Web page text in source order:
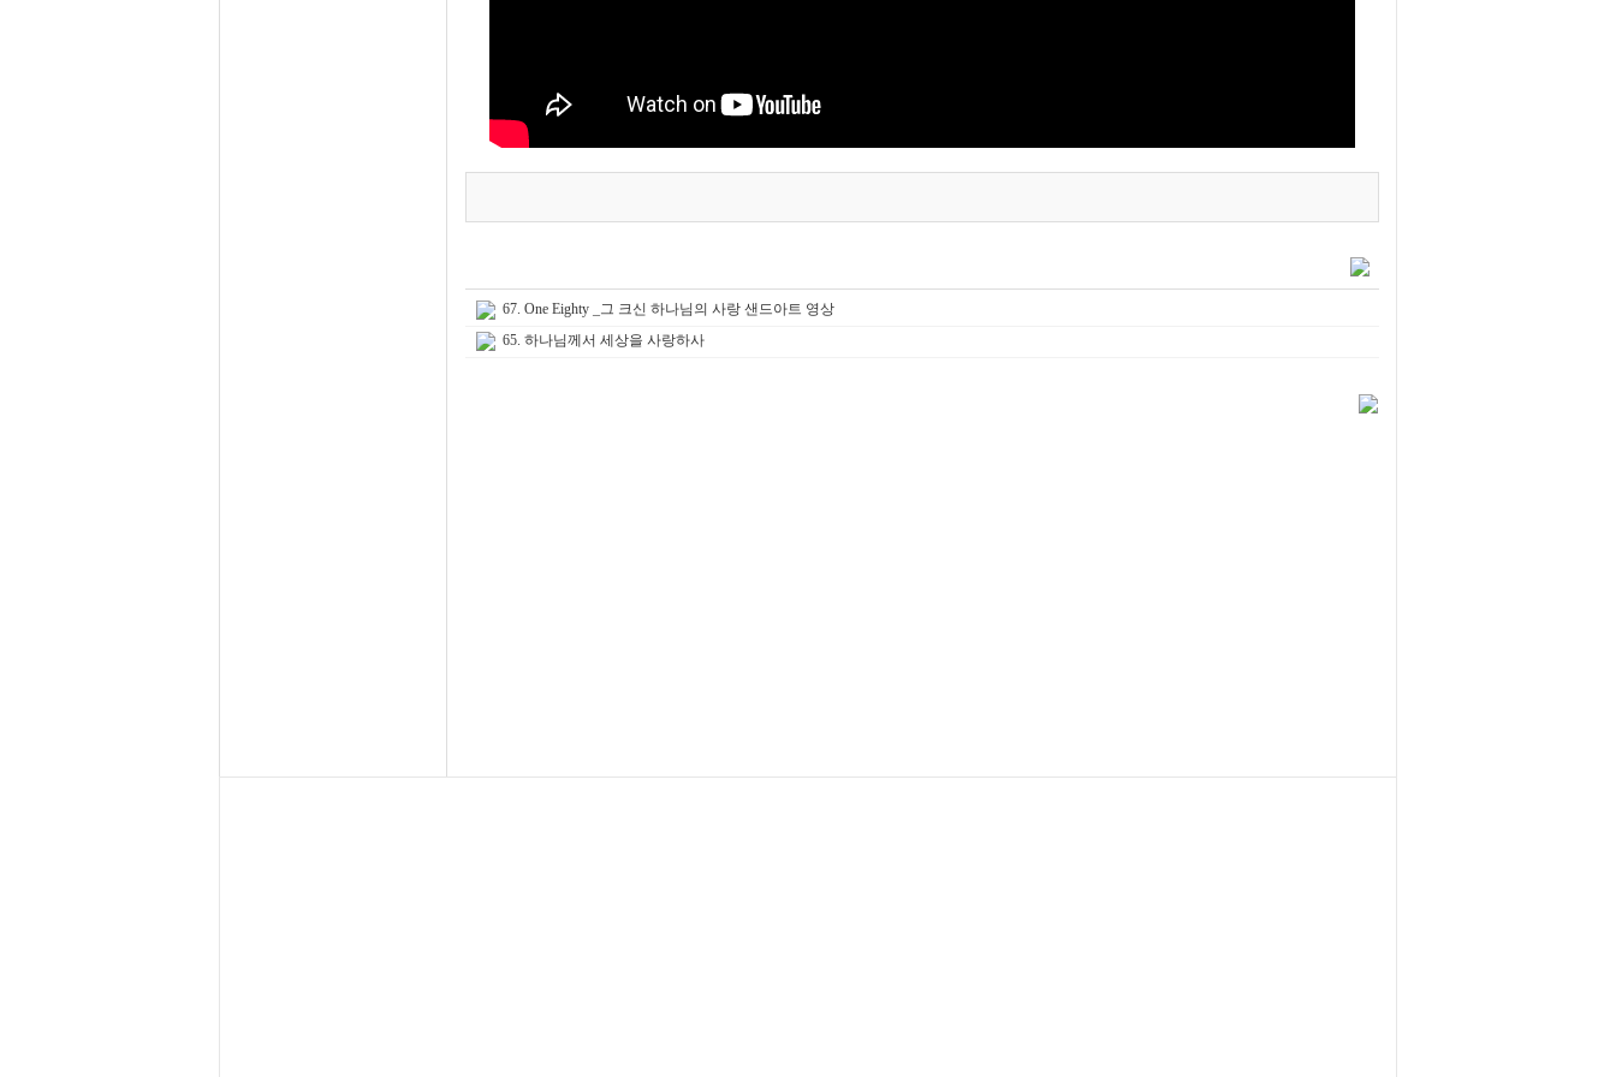
67. One Eighty _그 크신 하나님의 사랑 샌드아트 영상
65. 하나님께서 세상을 사랑하사